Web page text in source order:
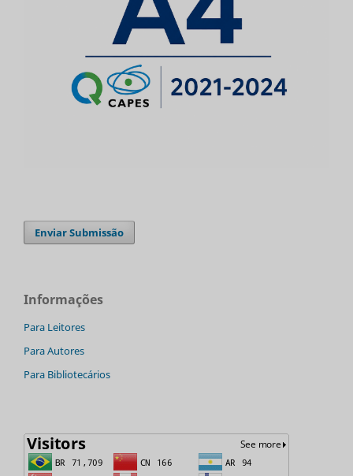
Enviar Submissão
Informações
Para Leitores
Para Autores
Para Bibliotecários